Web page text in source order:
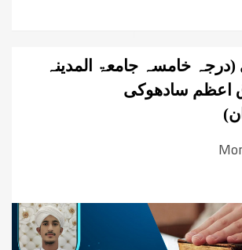
خامسہ جامعۃ المدینہ
اعظم سادھوکی